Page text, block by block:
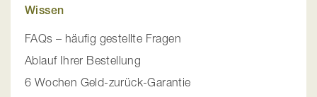
Wissen
FAQs – häufig gestellte Fragen
Ablauf Ihrer Bestellung
6 Wochen Geld-zurück-Garantie